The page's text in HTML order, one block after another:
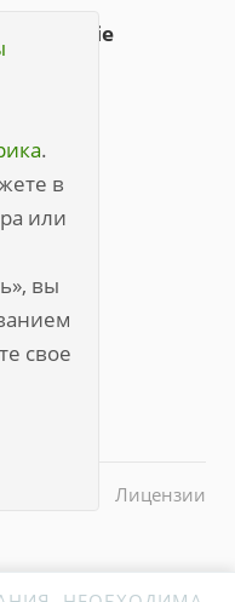
.
в
или
вы
свое
cookie
45
Лицензии